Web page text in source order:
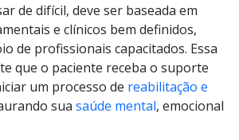
de difícil, deve ser baseada em
e clínicos bem definidos,
de profissionais capacitados. Essa
que o paciente receba o suporte
um processo de reabilitação e
sua saúde mental, emocional